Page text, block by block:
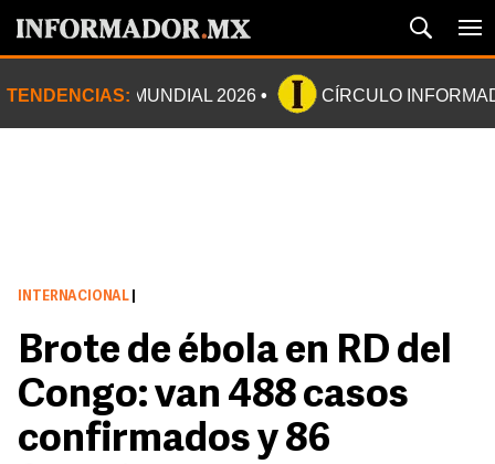
TENDENCIAS: MUNDIAL 2026 CÍRCULO
INTERNACIONAL
Brote de ébola en RD del
Congo: van 488 casos
confirmados y 86